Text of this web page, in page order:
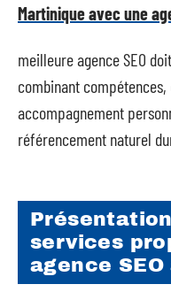
Martinique avec une
meilleure agence SEO
combinant
accompagnement
référencement naturel
services
agence SEO